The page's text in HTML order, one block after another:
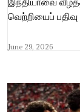
வெற்றியைப்
June 29, 2026